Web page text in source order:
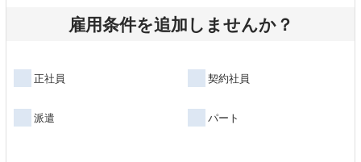
雇用条件を追加しませんか？
正社員 契約社員
派遣 パート